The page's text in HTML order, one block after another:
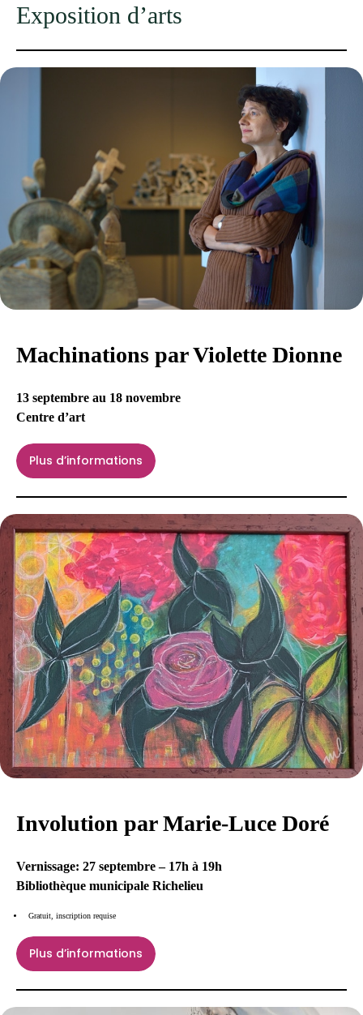
Exposition d’arts
Machinations par Violette Dionne
13 septembre au 18 novembre
Centre d’art
Plus d’informations
Involution par Marie-Luce Doré
Vernissage: 27 septembre – 17h à 19h
Bibliothèque municipale Richelieu
Gratuit, inscription requise
Plus d’informations